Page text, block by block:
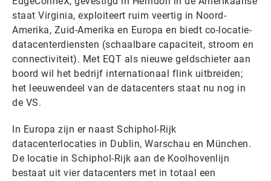
staat Virginia, exploiteert ruim veertig in Noord-
Amerika, Zuid-Amerika en Europa en biedt co-locatie-
datacenterdiensten (schaalbare capaciteit, stroom en
connectiviteit). Met EQT als nieuwe geldschieter aan
boord wil het bedrijf internationaal flink uitbreiden;
het leeuwendeel van de datacenters staat nu nog in
de VS.
In Europa zijn er naast Schiphol-Rijk
datacenterlocaties in Dublin, Warschau en München.
De locatie in Schiphol-Rijk aan de Koolhovenlijn
bestaat uit vier datacenters met in totaal een